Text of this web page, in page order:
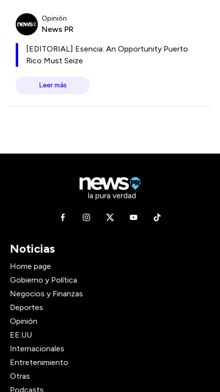
Opinión
News PR
[EDITORIAL] Esencia: An Opportunity Puerto
Rico Must Seize
Leer más
la pura verdad
Noticias
Home page
Gobierno y Política
Negocios y Finanzas
Deportes
Opinión
EE.UU
Internacionales
Entretenimiento
Otras
Podcasts